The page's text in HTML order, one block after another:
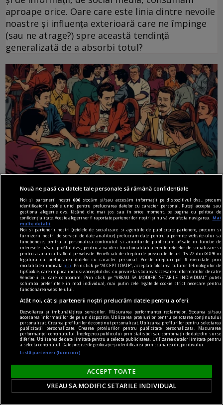
aproape orice. Oare care este linia dintre nevoile
noastre și influența exterioară care ne împinge
(sau ne atrage?) spre această tendință
generalizată de a absorbi totul?
gambling
Fenomenul gamblingului social: cum devine
uneori comunicarea mai importantă decât
rezultatele în sine
Jocurile de noroc online au fost proiectate în
mare parte ca resurse pentru distracție pe cont
propriu, de la distanță, oferind intimitate -
utilizatorul interacționează asumat doar cu
operatorul platformei iGaming.
Nouă ne pasă ca datele tale personale să rămână confidențiale
Noi și partenerii noștri606 stocăm și/sau accesăm informații pe dispozitivul dvs., precum
identificatorii cookie unici pentru prelucrarea datelor cu caracter personal. Puteți accepta sau
gestiona alegerile dvs. făcând clic mai jos sau în orice moment, pe pagina cu politica de
confidențialitate. Aceste alegeri vor fi raportate partenerilor noștri și nu vă vor afecta navigarea.
Mai
multe detalii
Noi si partenerii nostri (retelele de socializare si agentiile de publicitate partenere, precum si
furnizorii nostri de servicii de date analitice) prelucram date pentru a permite website-ului sa
functioneze, pentru a personaliza continutul si anunturile publicitare afisate in functie de
interesele si/sau profilul dvs., pentru a va oferi functionalitati aferente retelelor de socializare si
pentru a analiza traficul pe website. Beneficiati de drepturile prevazute de art. 15-22 din GDPR in
legatura cu prelucrarea datelor cu caracter personal. Aceste drepturi pot fi exercitate prin
modalitatea indicataaici
. Prin click pe “ACCEPT TOATE”, acceptati folosirea tuturor Tehnologiilor de
tip Cookie, care implica inclusiv acceptul dvs. cu privire la stocarea/accesarea informatiilor de catre
Vendor-ii cu care colaboram. Prin click pe “VREAU SA MODIFIC SETARILE INDIVIDUAL” puteti
schimba preferintele in mod individual, mai putin cele legate de cookie strict necesare pentru
functionarea website-ului.
Atât noi, cât și partenerii noștri prelucrăm datele pentru a oferi:
Dezvoltarea și îmbunătățirea serviciilor. Măsurarea performanței reclamelor. Stocarea și/sau
accesarea informațiilor de pe un dispozitiv. Utilizarea profilurilor pentru selectarea conținutului
personalizat. Crearea profilurilor de conținut personalizat. Utilizarea profilurilor pentru selectarea
publicității personalizate. Crearea profilurilor pentru publicitate personalizată. Măsurarea
performanței conținutului. Înțelegerea publicului prin statistici sau combinații de date din surse
diferite. Utilizarea de date limitate pentru a selecta publicitatea. Utilizarea datelor limitate pentru
a selecta conținutul. Date precise de geolocație și identificarea prin scanarea dispozitivului.
Listă parteneri (furnizori)
ACCEPT TOATE
VREAU SA MODIFIC SETARILE INDIVIDUAL